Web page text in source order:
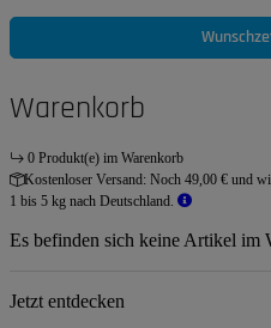
Warenkorb
0 Produkt(e) im Warenkorb
Kostenloser Versand: Noch 49,00 € und
1 bis 5 kg nach Deutschland.
Es befinden sich keine Artikel im
Jetzt entdecken